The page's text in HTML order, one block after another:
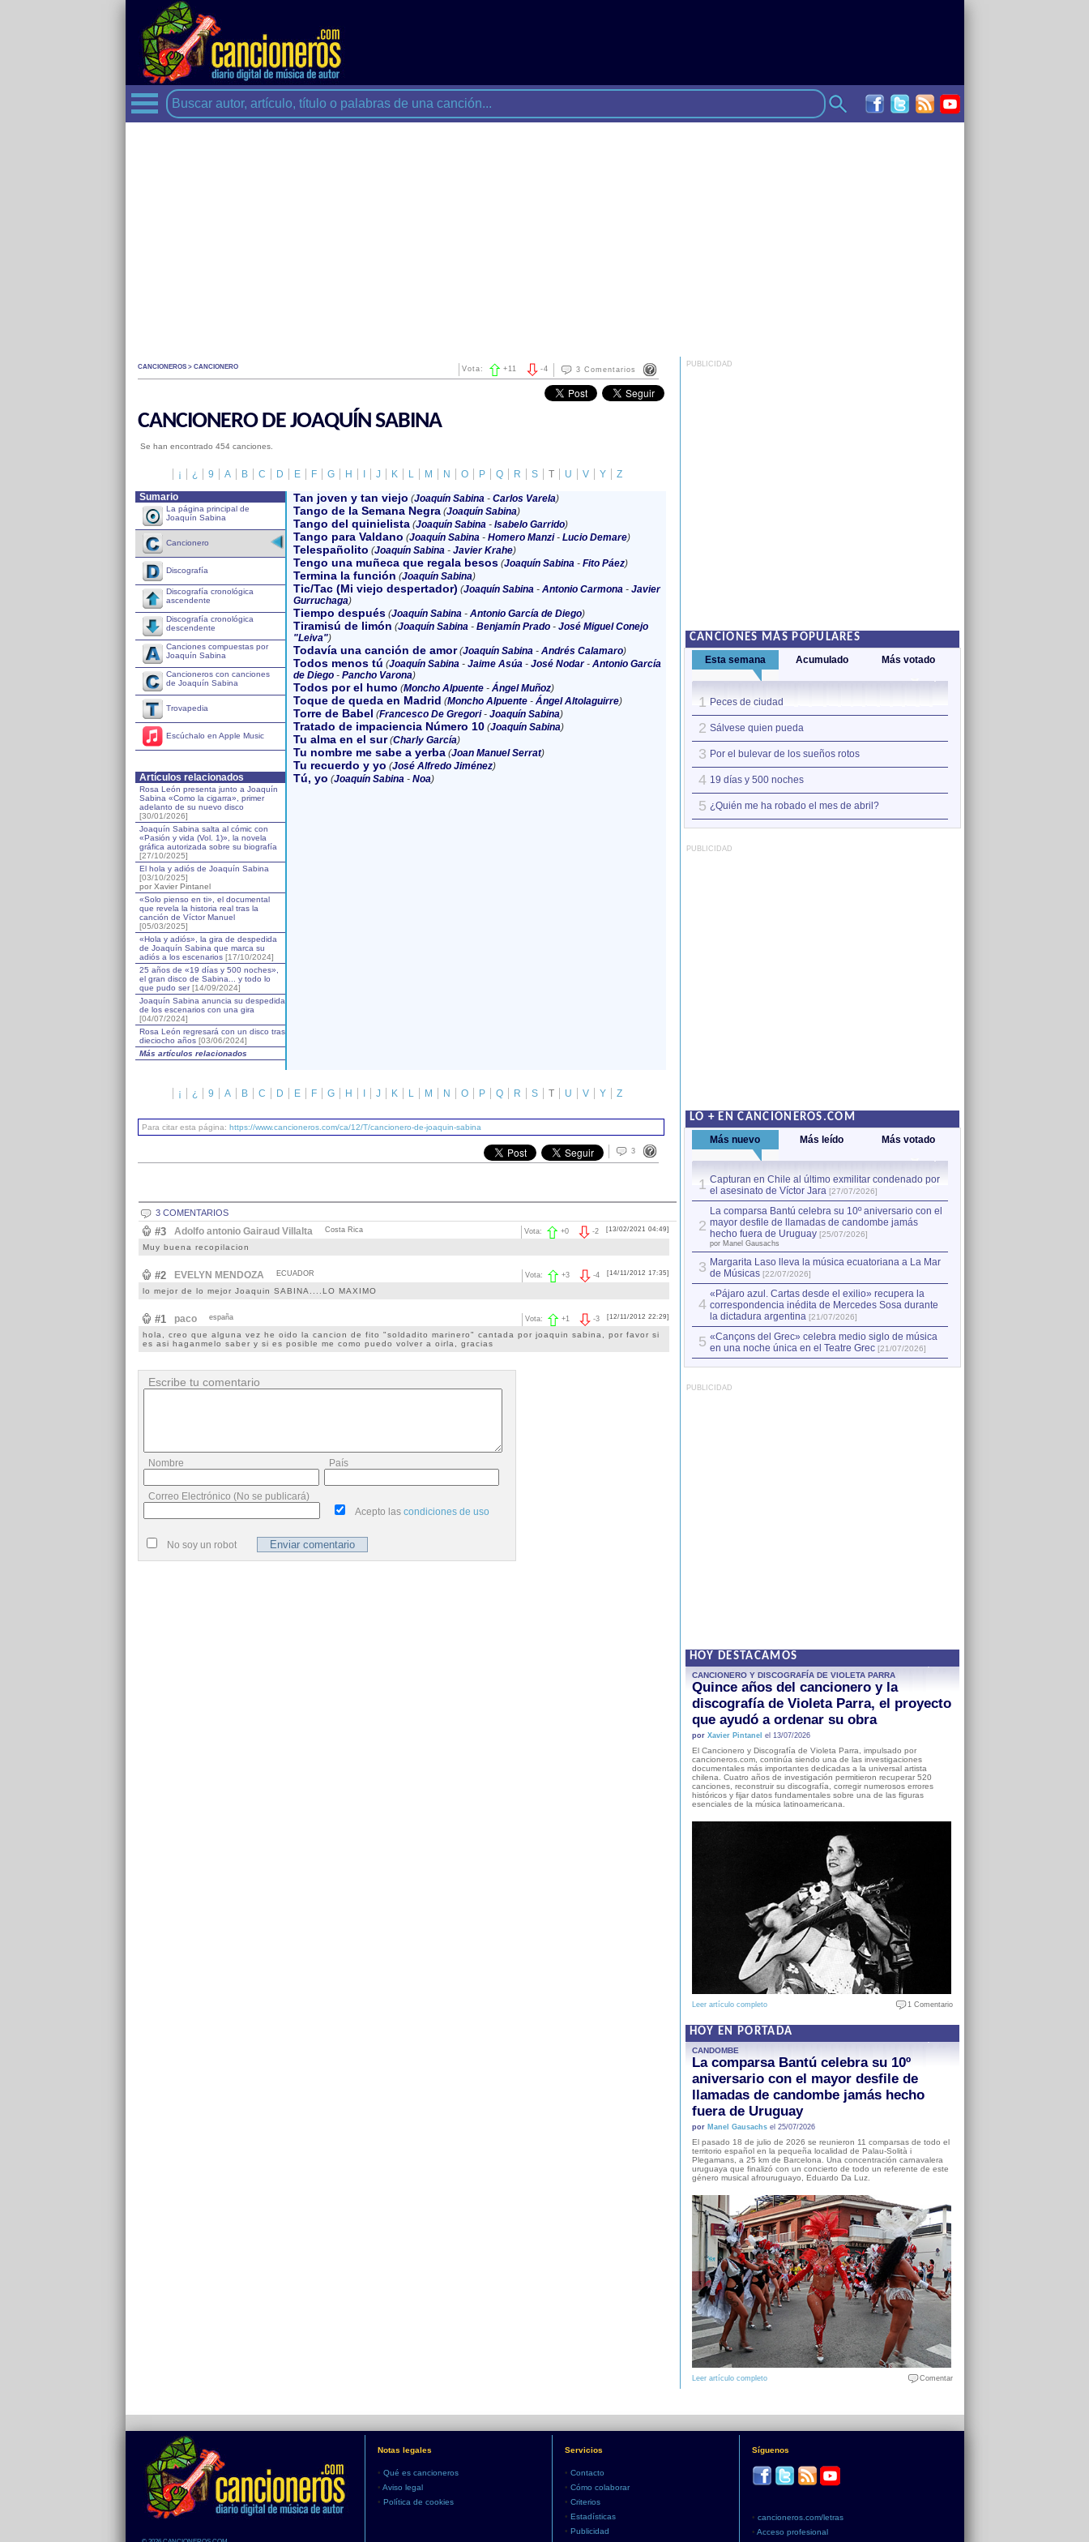
CANCIONEROS > CANCIONERO 3 Comentarios
-4
Vota: +11
CANCIONERO DE JOAQUÍN SABINA
Se han encontrado 454 canciones.
¡ ¿ 9 A B C D E F G H J K L M N O P Q R S T U V Y
Z
Sumario
La página principal de
Joaquín Sabina
Cancionero
Discografía
Discografía cronológica
ascendente
Discografía cronológica
descendente
Canciones compuestas por
Joaquín Sabina
Cancioneros con canciones
de Joaquín Sabina
Trovapedia
Escúchalo en Apple Music
Artículos relacionados
Rosa León presenta junto a Joaquín
Sabina «Como la cigarra», primer
adelanto de su nuevo disco
[30/01/2026]
Joaquín Sabina salta al cómic con
«Pasión y vida (Vol. 1)», la novela
gráfica autorizada sobre su biografía
[27/10/2025]
El hola y adiós de Joaquín Sabina
[03/10/2025]
por Xavier Pintanel
«Solo pienso en ti», el documental
que revela la historia real tras la
canción de Víctor Manuel
[05/03/2025]
«Hola y adiós», la gira de despedida
de Joaquín Sabina que marca su
adiós a los escenarios [17/10/2024]
25 años de «19 días y 500 noches»,
el gran disco de Sabina... y todo lo
que pudo ser[14/09/2024]
Joaquín Sabina anuncia su despedida
de los escenarios con una gira
[04/07/2024]
Rosa León regresará con un disco tras
dieciocho años [03/06/2024]
Más artículos relacionados
Tan joven y tan viejo (Joaquín Sabina- Carlos Varela)
Tango de la Semana Negra (Joaquín Sabina)
Tango del quinielista (Joaquín Sabina- Isabelo Garrido)
Tango para Valdano (Joaquín Sabina- Homero Manzi- Lucio Demare)
Telespañolito (Joaquín Sabina- Javier Krahe)
Tengo una muñeca que regala besos (Joaquín Sabina- Fito Páez)
Termina la función (Joaquín Sabina)
Tic/Tac (Mi viejo despertador) (Joaquín Sabina- Antonio Carmona- Javier
Gurruchaga)
Tiempo después (Joaquín Sabina- Antonio García de Diego)
Tiramisú de limón (Joaquín Sabina- Benjamín Prado- José Miguel Conejo
"Leiva")
Todavía una canción de amor (Joaquín Sabina- Andrés Calamaro)
Todos menos tú (Joaquín Sabina- Jaime Asúa- José Nodar- Antonio García
de Diego- Pancho Varona)
Todos por el humo (Moncho Alpuente- Ángel Muñoz)
Toque de queda en Madrid (Moncho Alpuente- Ángel Altolaguirre)
Torre de Babel (Francesco De Gregori- Joaquín Sabina)
Tratado de impaciencia Número 10 (Joaquín Sabina)
Tu alma en el sur (Charly García)
Tu nombre me sabe a yerba (Joan Manuel Serrat)
Tu recuerdo y yo (José Alfredo Jiménez)
Tú, yo (Joaquín Sabina- Noa)
¡ ¿ 9 A B C D E F G H J K L M N O P Q R S T U V Y Z
Para citar esta página: https://www.cancioneros.com/ca/12/T/cancionero-de-joaquin-sabina
3
3 COMENTARIOS
#3 Adolfo antonio Gairaud Villalta Costa Rica [13/02/2021 04:49]
-2
Vota: +0
Muy buena recopilacion
#2 EVELYN MENDOZA ECUADOR [14/11/2012 17:35]
-4
Vota: +3
lo mejor de lo mejor Joaquin SABINA....LO MAXIMO
#1 paco españa [12/11/2012 22:29]
-3
Vota: +1
hola, creo que alguna vez he oido la cancion de fito "soldadito marinero" cantada por joaquin sabina, por favor si
es asi haganmelo saber y si es posible me como puedo volver a oirla, gracias
Escribe tu comentario
Nombre País
Correo Electrónico (No se publicará)
Acepto las condiciones de uso
No soy un robot
PUBLICIDAD
CANCIONES MÁS POPULARES
Esta semana Acumulado Más votado
1 Peces de ciudad
2 Sálvese quien pueda
3 Por el bulevar de los sueños rotos
4 19 días y 500 noches
5 ¿Quién me ha robado el mes de abril?
PUBLICIDAD
LO + EN CANCIONEROS.COM
Más nuevo Más leído Más votado
1 Capturan en Chile al último exmilitar condenado por
el asesinato de Víctor Jara [27/07/2026]
2
La comparsa Bantú celebra su 10º aniversario con el
mayor desfile de llamadas de candombe jamás
hecho fuera de Uruguay [25/07/2026]
por Manel Gausachs
3 Margarita Laso lleva la música ecuatoriana a La Mar
de Músicas [22/07/2026]
4
«Pájaro azul. Cartas desde el exilio» recupera la
correspondencia inédita de Mercedes Sosa durante
la dictadura argentina [21/07/2026]
5 «Cançons del Grec» celebra medio siglo de música
en una noche única en el Teatre Grec [21/07/2026]
PUBLICIDAD
HOY DESTACAMOS
CANCIONERO Y DISCOGRAFÍA DE VIOLETA PARRA
Quince años del cancionero y la
discografía de Violeta Parra, el proyecto
que ayudó a ordenar su obra
por Xavier Pintanel el 13/07/2026
El Cancionero y Discografía de Violeta Parra, impulsado por
cancioneros.com, continúa siendo una de las investigaciones
documentales más importantes dedicadas a la universal artista
chilena. Cuatro años de investigación permitieron recuperar 520
canciones, reconstruir su discografía, corregir numerosos errores
históricos y fijar datos fundamentales sobre una de las figuras
esenciales de la música latinoamericana.
Leer artículo completo 1 Comentario
HOY EN PORTADA
CANDOMBE
La comparsa Bantú celebra su 10º
aniversario con el mayor desfile de
llamadas de candombe jamás hecho
fuera de Uruguay
por Manel Gausachsel 25/07/2026
El pasado 18 de julio de 2026 se reunieron 11 comparsas de todo el
territorio español en la pequeña localidad de Palau-Solità i
Plegamans, a 25 km de Barcelona. Una concentración carnavalera
uruguaya que finalizó con un concierto de todo un referente de este
género musical afrouruguayo, Eduardo Da Luz.
Leer artículo completo Comentar
Notas legales
• Qué es cancioneros
• Aviso legal
• Política de cookies
Servicios
• Contacto
• Cómo colaborar
• Criterios
• Estadísticas
• Publicidad
Síguenos
• cancioneros.com/letras
• Acceso profesional